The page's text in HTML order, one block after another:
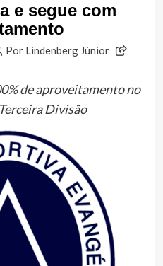
e segue com
Por Lindenberg Júnior
de aproveitamento no
Divisão